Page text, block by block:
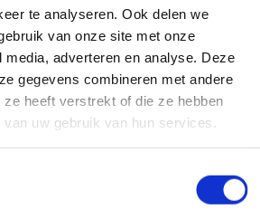
te analyseren. Ook delen we
van onze site met onze
media, adverteren en analyse. Deze
gegevens combineren met andere
ze heeft verstrekt of die ze hebben
uw gebruik van hun services.
Verfügbarkeit
unsere Hilfe außerhalb des
Sie es
und wir werden es möglich